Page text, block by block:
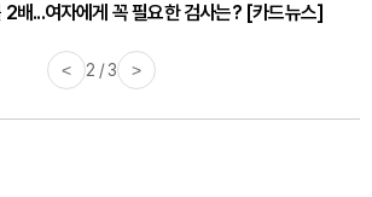
배...여자에게 꼭 필요한 검사는? [카드뉴스]
고 면역력 높이는 4가지 영양제 [카드뉴스]
< 2 / 3 >